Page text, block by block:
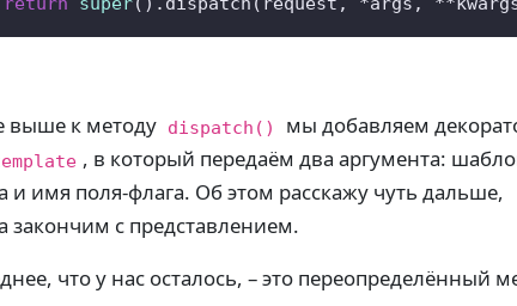
выше к методу dispatch() мы добавляем
, в который передаём два аргумента:
и имя поля-флага. Об этом расскажу чуть дальше,
закончим с представлением.
что у нас осталось, – это переопределённый